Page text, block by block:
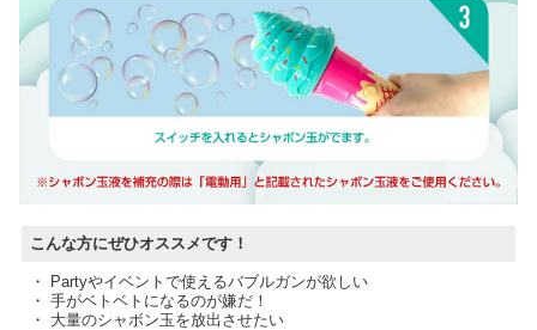
こんな方にぜひオススメです！
・ Partyやイベントで使えるバブルガンが欲しい
・ 手がベトベトになるのが嫌だ！
・ 大量のシャボン玉を放出させたい